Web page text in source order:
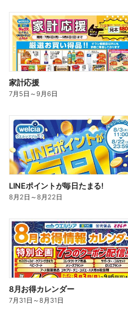
家計応援
7月5日 ～9月6日
LINEポイントが毎日たまる!
8月2日 ～8月22日
8月お得カレンダー
7月31日 ～8月31日